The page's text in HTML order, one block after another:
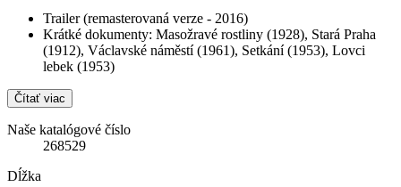
Trailer (remasterovaná verze - 2016)
Krátké dokumenty: Masožravé rostliny (1928), Stará Praha
(1912), Václavské náměstí (1961), Setkání (1953), Lovci
lebek (1953)
Čítať viac
Naše katalógové číslo
268529
Dĺžka